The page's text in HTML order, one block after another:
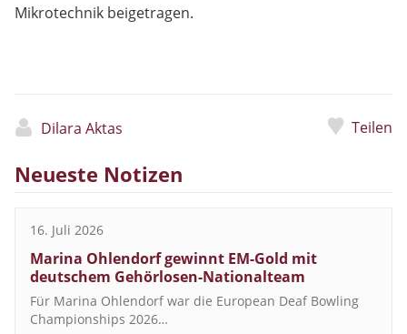
Mikrotechnik beigetragen.
Dilara Aktas Teilen
Neueste Notizen
16. Juli 2026
Marina Ohlendorf gewinnt EM-Gold mit
deutschem Gehörlosen-Nationalteam
Für Marina Ohlendorf war die European Deaf Bowling
Championships 2026…